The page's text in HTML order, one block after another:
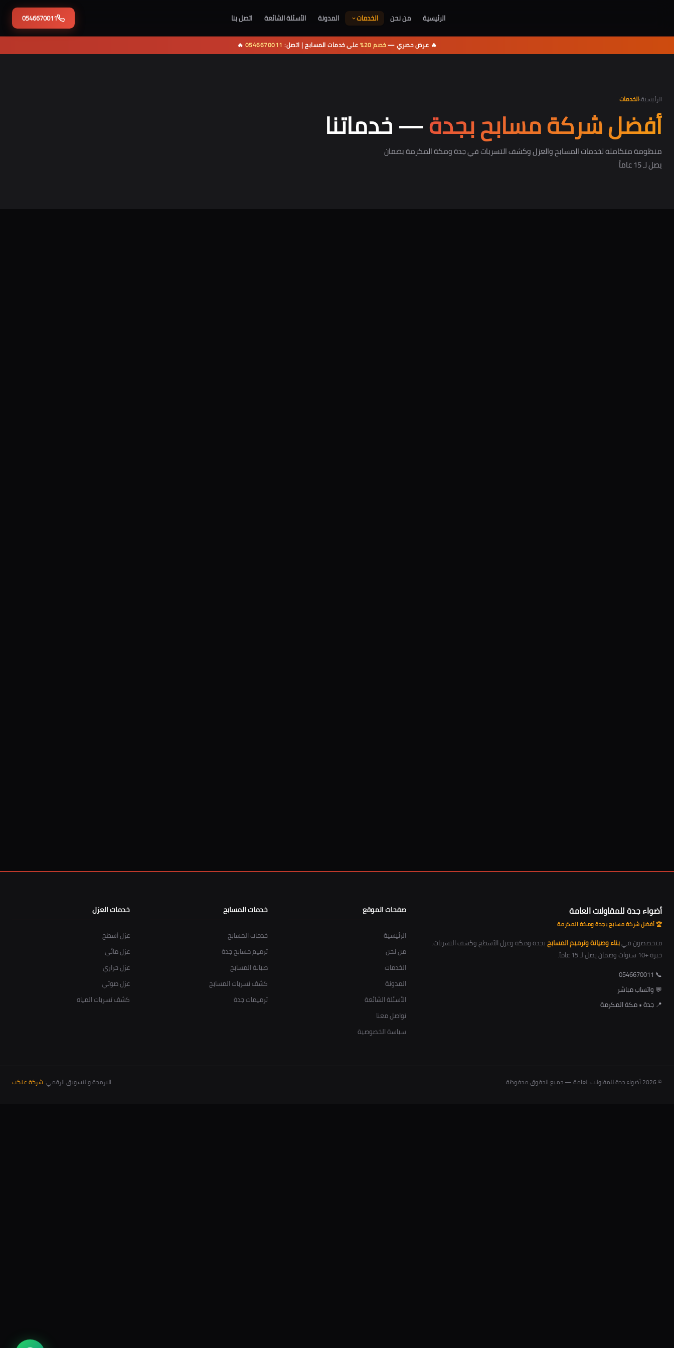
الرئيسية من نحن الخدمات المدونة الأسئلة الشائعة اتصل بنا 0546670011
🔥 عرض حصري —خصم 20% على خدمات المسابح | اتصل: 0546670011
🔥
الرئيسية›الخدمات
أفضل شركة مسابح بجدة— خدماتنا
منظومة متكاملة لخدمات المسابح والعزل وكشف التسربات في جدة ومكة المكرمة بضمان
يصل لـ 15 عاماً
أضواء جدة للمقاولات العامة
🏆 أفضل شركة مسابح بجدة ومكة المكرمة
متخصصون فيبناء وصيانة وترميم المسابحبجدة ومكة وعزل الأسطح وكشف التسربات.
خبرة +10 سنوات وضمان يصل لـ 15 عاماً.
📞 0546670011
💬 واتساب مباشر
📍 جدة • مكة المكرمة
صفحات الموقع
الرئيسية
من نحن
الخدمات
المدونة
الأسئلة الشائعة
تواصل معنا
سياسة الخصوصية
خدمات المسابح
خدمات المسابح
ترميم مسابح جدة
صيانة المسابح
كشف تسربات المسابح
ترميمات جدة
خدمات العزل
عزل أسطح
عزل مائي
عزل حراري
عزل صوتي
كشف تسربات المياه
© 2026 أضواء جدة للمقاولات العامة — جميع الحقوق محفوظة البرمجة والتسويق الرقمي: شركة عنكب